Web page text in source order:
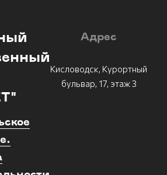
Адрес
Кисловодск, Курортный
бульвар, 17, этаж 3